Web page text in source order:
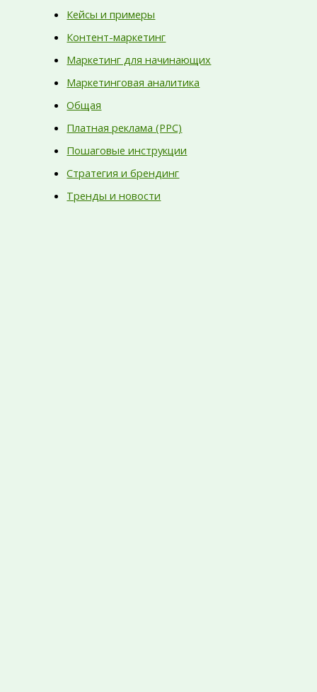
Кейсы и примеры
Контент-маркетинг
Маркетинг для начинающих
Маркетинговая аналитика
Общая
Платная реклама (PPC)
Пошаговые инструкции
Стратегия и брендинг
Тренды и новости